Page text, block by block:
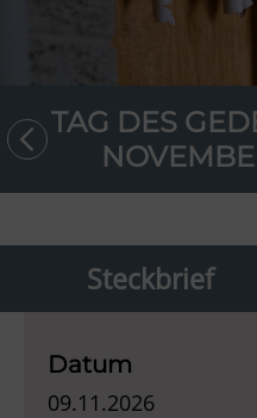
TAG DES
Steckbrief
Datum
09.11.2026